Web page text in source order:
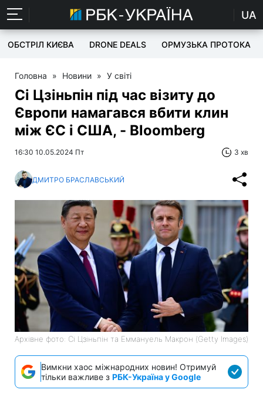
UA
ОБСТРІЛ КИЄВА DRONE DEALS ОРМУЗЬКА ПРОТОКА
Головна » Новини » У світі
Сі Цзіньпін під час візиту до
Європи намагався вбити клин
між ЄС і США, - Bloomberg
16:30 10.05.2024 Пт 3 хв
ДМИТРО БРАСЛАВСЬКИЙ
Архівне фото: Сі Цзіньпін та Еммануель Макрон (Getty Images)
Вимкни хаос міжнародних новин! Отримуй
тільки важливе з РБК-Україна у Google